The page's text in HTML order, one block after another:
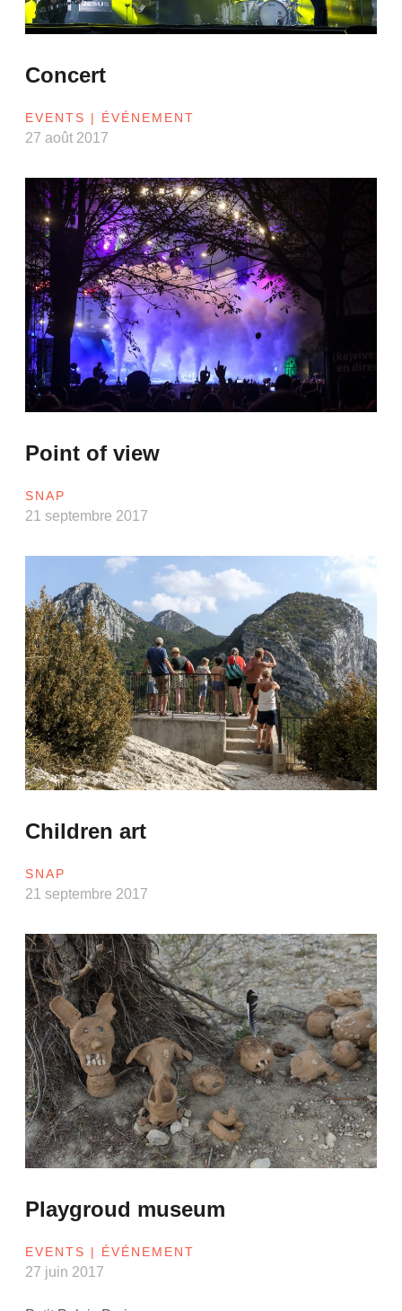
Concert
EVENTS | ÉVÉNEMENT
27 août 2017
Point of view
SNAP
21 septembre 2017
Children art
SNAP
21 septembre 2017
Playgroud museum
EVENTS | ÉVÉNEMENT
27 juin 2017